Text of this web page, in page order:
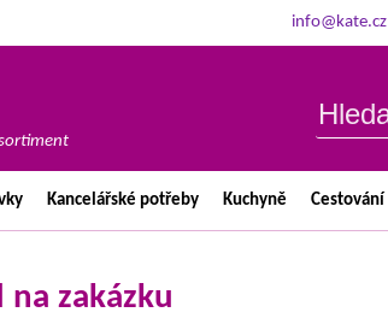
info@kate.cz
Kancelářské potřeby Kuchyně Cestování
na zakázku